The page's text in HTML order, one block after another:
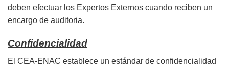
deben efectuar los Expertos Externos cuando reciben un
encargo de auditoria.
Confidencialidad
El CEA-ENAC establece un estándar de confidencialidad